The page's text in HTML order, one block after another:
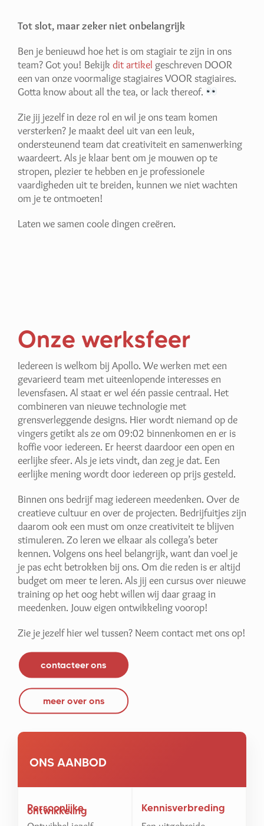
Tot slot, maar zeker niet onbelangrijk
Ben je benieuwd hoe het is om stagiair te zijn in ons
team? Got you! Bekijk dit artikel geschreven DOOR
een van onze voormalige stagiaires VOOR stagiaires.
Gotta know about all the tea, or lack thereof.
Zie jij jezelf in deze rol en wil je ons team komen
versterken? Je maakt deel uit van een leuk,
ondersteunend team dat creativiteit en samenwerking
waardeert. Als je klaar bent om je mouwen op te
stropen, plezier te hebben en je professionele
vaardigheden uit te breiden, kunnen we niet wachten
om je te ontmoeten!
Laten we samen coole dingen creëren.
Onze werksfeer
Iedereen is welkom bij Apollo. We werken met een
gevarieerd team met uiteenlopende interesses en
levensfasen. Al staat er wel één passie centraal. Het
combineren van nieuwe technologie met
grensverleggende designs. Hier wordt niemand op de
vingers getikt als ze om 09:02 binnenkomen en er is
koffie voor iedereen. Er heerst daardoor een open en
eerlijke sfeer. Als je iets vindt, dan zeg je dat. Een
eerlijke mening wordt door iedereen op prijs gesteld.
Binnen ons bedrijf mag iedereen meedenken. Over de
creatieve cultuur en over de projecten. Bedrijfuitjes zijn
daarom ook een must om onze creativiteit te blijven
stimuleren. Zo leren we elkaar als collega’s beter
kennen. Volgens ons heel belangrijk, want dan voel je
je pas echt betrokken bij ons. Om die reden is er altijd
budget om meer te leren. Als jij een cursus over nieuwe
training op het oog hebt willen wij daar graag in
meedenken. Jouw eigen ontwikkeling voorop!
Zie je jezelf hier wel tussen? Neem contact met ons op!
contacteer ons
meer over ons
ONS AANBOD
Persoonlijke
ontwikkeling
Kennisverbreding